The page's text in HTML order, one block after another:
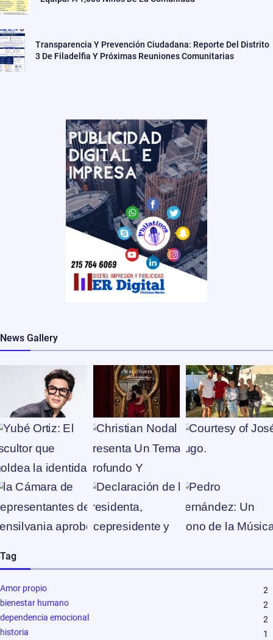
Transparencia Y Prevención Ciudadana: Reporte Del Distrito
3 De Filadelfia Y Próximas Reuniones Comunitarias
News Gallery
Tag
Amor propio
2
bienestar humano
2
dependencia emocional
2
historia
1